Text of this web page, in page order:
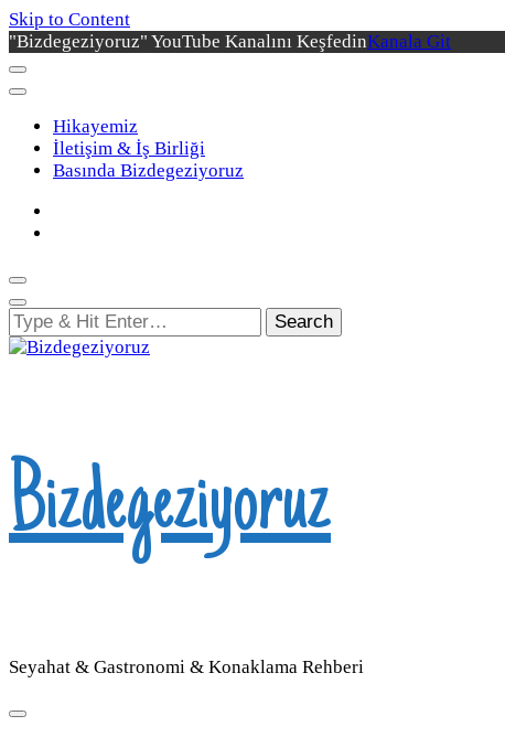
Skip to Content
"Bizdegeziyoruz" YouTube Kanalını KeşfedinKanala Git
Hikayemiz
İletişim & İş Birliği
Basında Bizdegeziyoruz
Looking
for
Something?
Bizdegeziyoruz
Seyahat & Gastronomi & Konaklama Rehberi